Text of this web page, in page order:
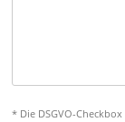
* Die DSGVO-